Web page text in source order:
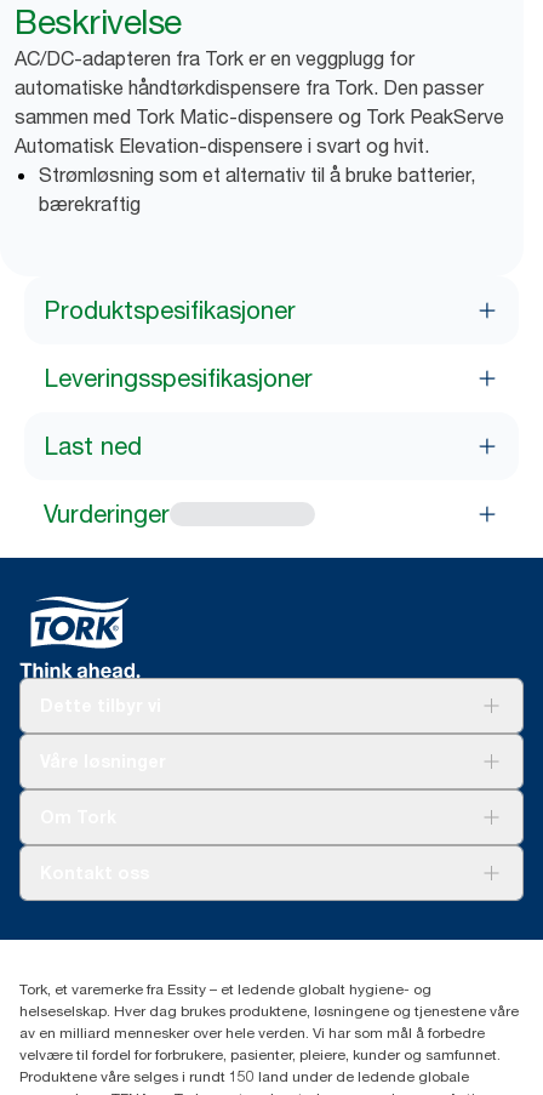
Beskrivelse
AC/DC-adapteren fra Tork er en veggplugg for
automatiske håndtørkdispensere fra Tork. Den passer
sammen med Tork Matic-dispensere og Tork PeakServe
Automatisk Elevation-dispensere i svart og hvit.
Strømløsning som et alternativ til å bruke batterier,
bærekraftig
Produktspesifikasjoner
Leveringsspesifikasjoner
Last ned
Vurderinger
(+47) 22 70 62 00
Fredrik Selmers vei 6
0603 OSLO
Tork, et varemerke fra Essity – et ledende globalt hygiene- og
helseselskap. Hver dag brukes produktene, løsningene og tjenestene våre
av en milliard mennesker over hele verden. Vi har som mål å forbedre
velvære til fordel for forbrukere, pasienter, pleiere, kunder og samfunnet.
Produktene våre selges i rundt 150 land under de ledende globale